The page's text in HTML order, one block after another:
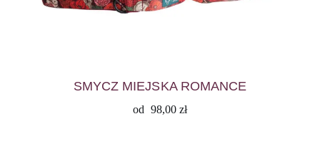
SMYCZ MIEJSKA ROMANCE
od 98,00 zł